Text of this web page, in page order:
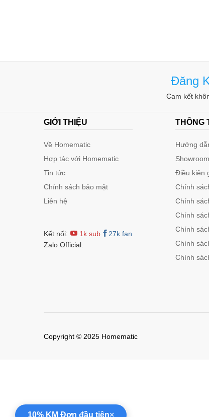
Đăng
Cam kết
GIỚI THIỆU
Về Homematic
Hợp tác với Homematic
Tin tức
Chính sách bảo mật
Liên hệ
Kết nối: 1k sub
27k fan
Zalo Official:
THÔNG
Hướng
Điều kiện
Chính
Chính
Chính
Chính
Chính
Chính
Copyright © 2025 Homematic
10% KM Đơn đầu tiên×